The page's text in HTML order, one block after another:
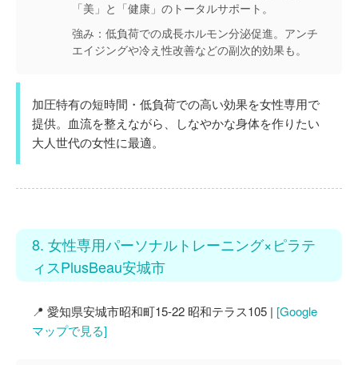
「美」と「健康」のトータルサポート。
強み： 低負荷での成長ホルモン分泌促進。アンチ
エイジングや冷え性改善などの副次的効果も。
加圧特有の短時間・低負荷での高い効果を女性専用で
提供。血流を整えながら、しなやかな身体を作りたい
大人世代の女性に最適。
8. 女性専用パーソナルトレーニング×ピラテ
ィスPlusBeau安城市
📍 愛知県安城市昭和町15-22 昭和テラス105 | [Google
マップで見る]